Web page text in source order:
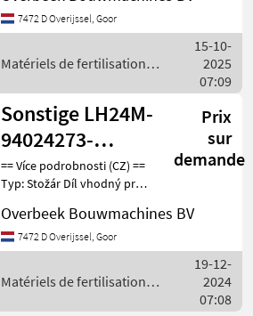
Odpočet DPH pro
podnikatele Sériové číslo:
7472 D Overijssel, Goor
Matériels de fertilisation et
15-10-
2025
07:09
Sonstige LH24M-
94024273-
Adjustable
boom/Verstellausleger
Prix
sur
demande
== Více podrobnosti (CZ) ==
Typ: Stožár Díl vhodný pro:
konstrukce DPH/marže:
Odpočet DPH pro
podnikatele Sériové číslo:
Overbeek Bouwmachines BV
7472 D Overijssel, Goor
Matériels de fertilisation et
19-12-
2024
07:08